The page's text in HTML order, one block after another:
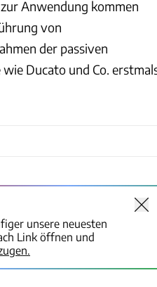
Anwendung kommen
von
der passiven
Ducato und Co.
unsere neuesten
Link öffnen und